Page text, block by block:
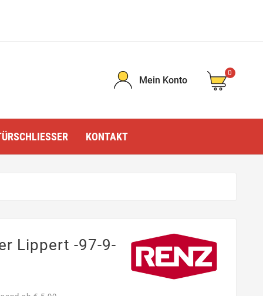
Mein Konto
0
KONTAKT
Lippert -97-9-